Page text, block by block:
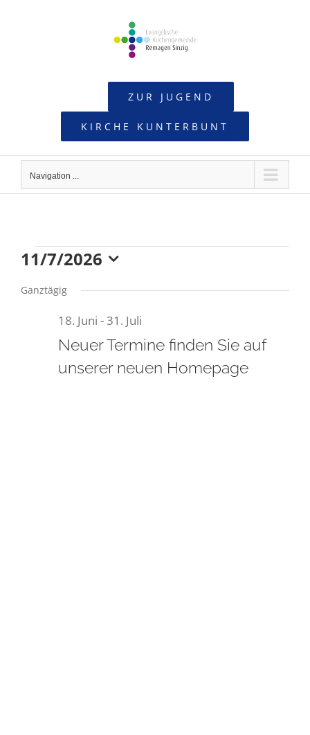
ZUR JUGEND
KIRCHE KUNTERBUNT
Navigation ...
Veranstaltungen
11/7/2026
wählen.
Ganztägig
Neuer Termine finden Sie auf
unserer neuen Homepage
18. Juni -31. Juli